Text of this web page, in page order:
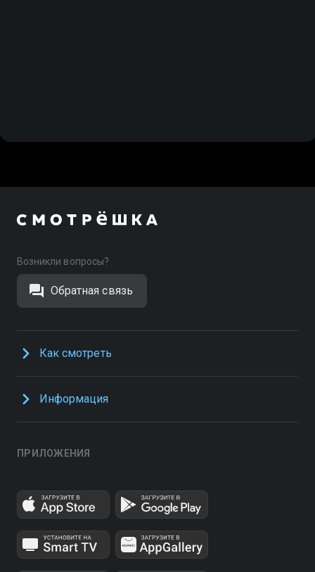
Возникли вопросы?
Обратная связь
Как смотреть
Информация
ПРИЛОЖЕНИЯ